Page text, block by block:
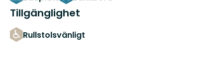
Tillgänglighet
Rullstolsvänligt